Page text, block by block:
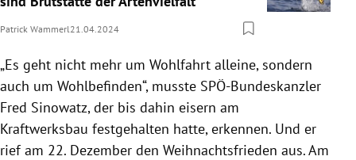
Patrick Wammerl 21.04.2024
„Es geht nicht mehr um Wohlfahrt alleine, sondern
auch um Wohlbefinden“, musste SPÖ-Bundeskanzler
Fred Sinowatz, der bis dahin eisern am
Kraftwerksbau festgehalten hatte, erkennen. Und er
rief am 22. Dezember den Weihnachtsfrieden aus. Am